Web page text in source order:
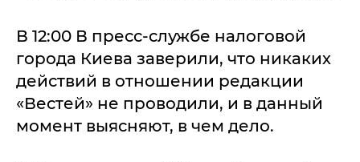
В 12:00 В пресс-службе налоговой
города Киева заверили, что никаких
действий в отношении редакции
«Вестей» не проводили, и в данный
момент выясняют, в чем дело.